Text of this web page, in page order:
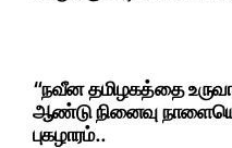
“நவீன தமிழகத்தை
ஆண்டு நினைவு
புகழாரம்..